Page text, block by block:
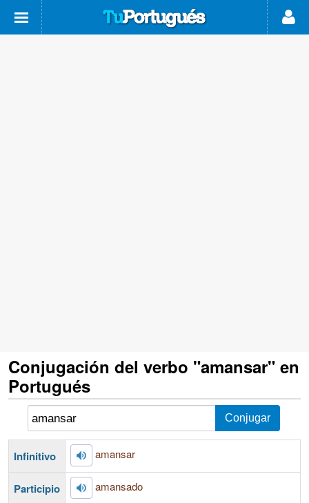
Conjugación del verbo "amansar" en
Portugués
Infinitivo amansar
Participio amansado